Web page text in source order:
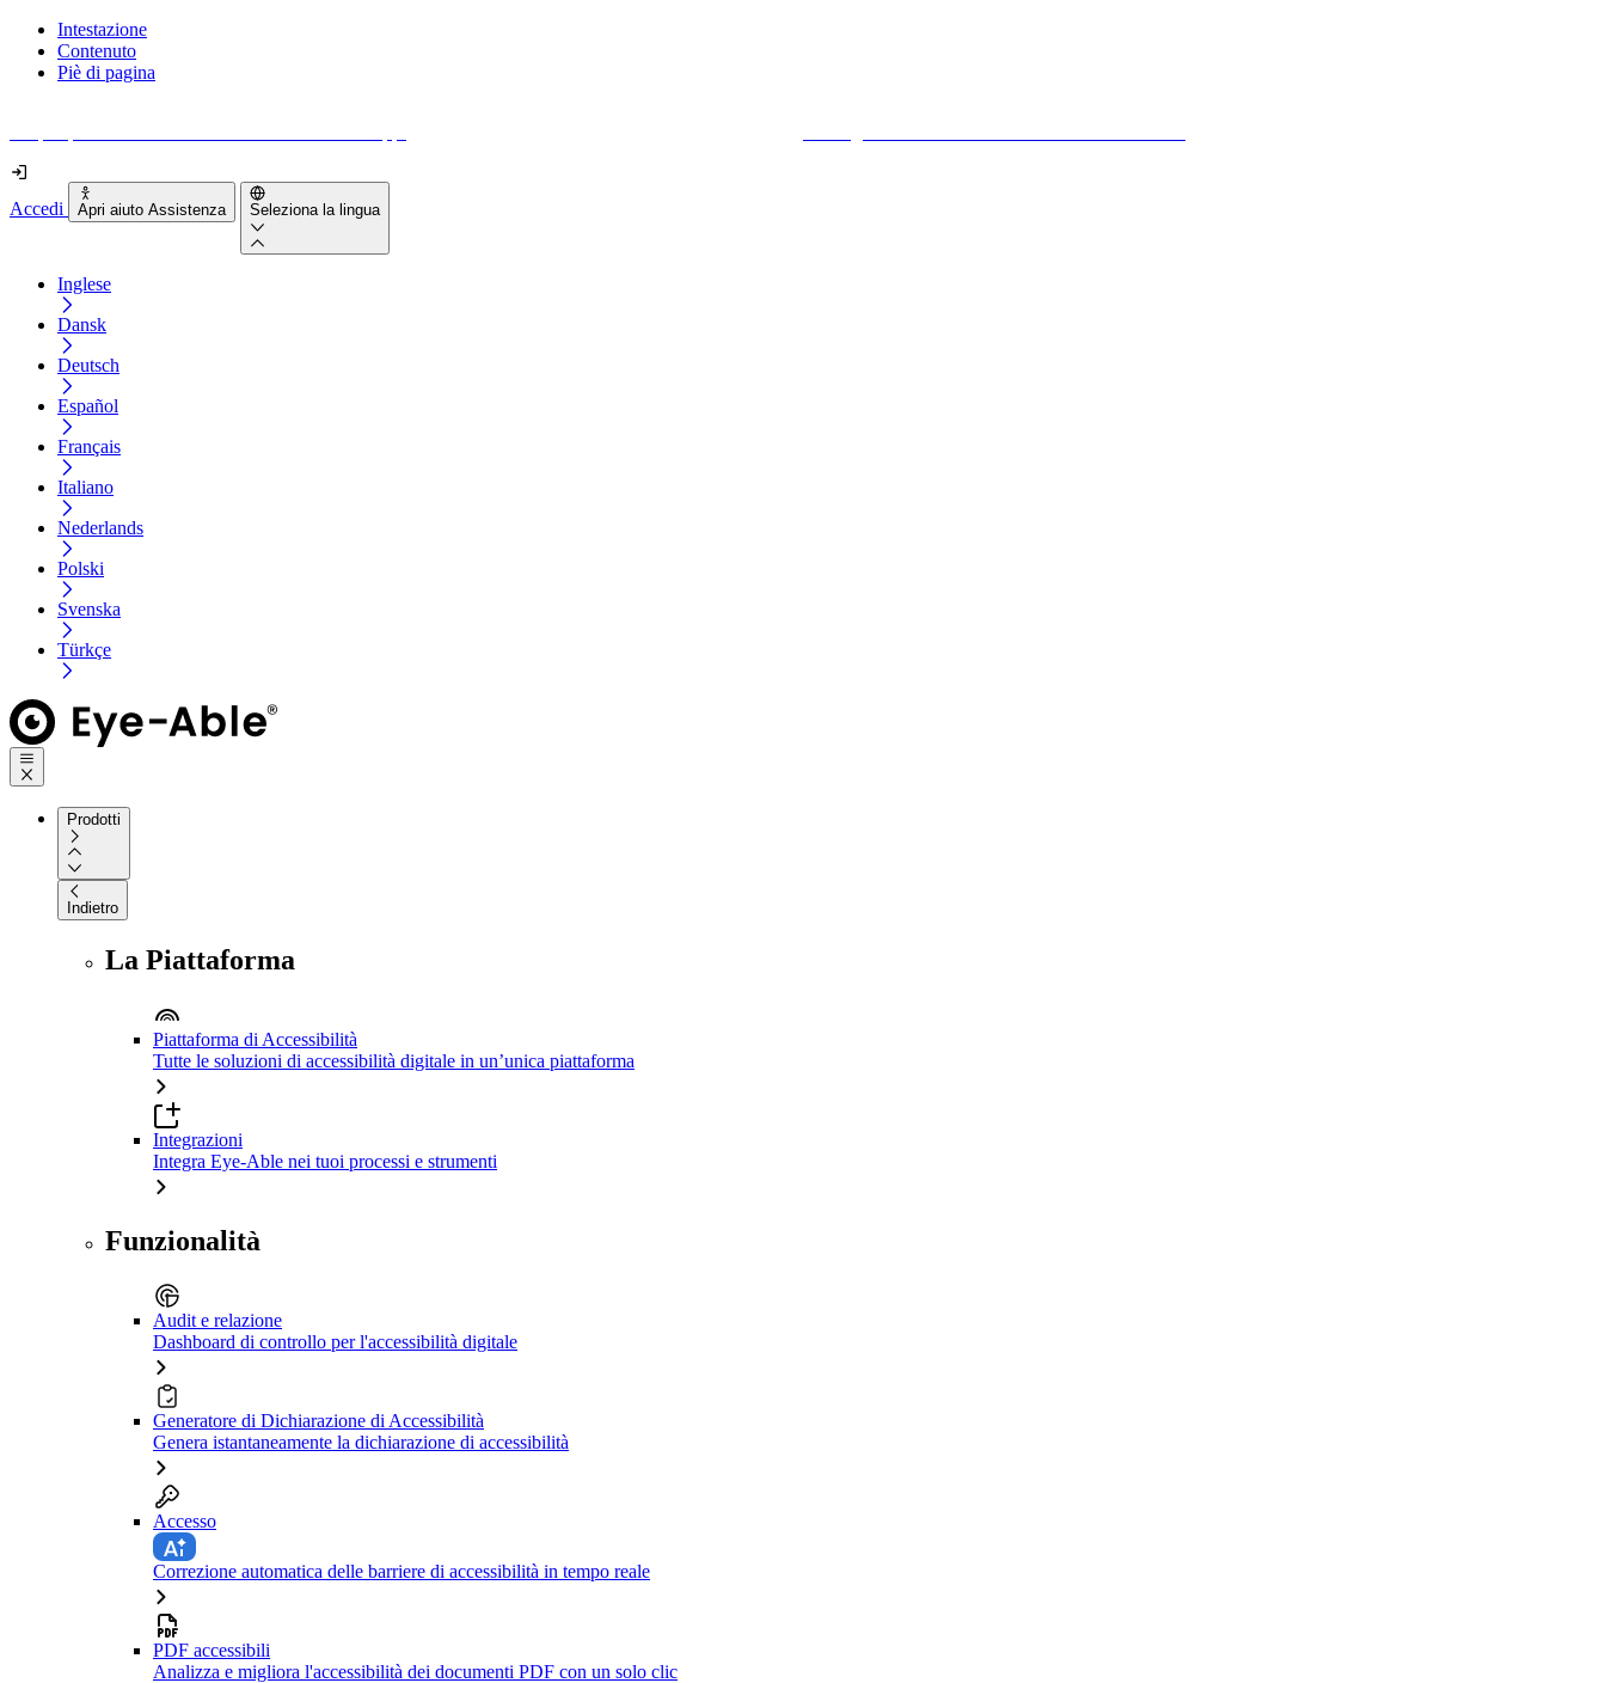
Intestazione
Contenuto
Piè di pagina
Accedi Apri aiuto Assistenza Seleziona la lingua
Inglese
Dansk
Deutsch
Español
Français
Italiano
Nederlands
Polski
Svenska
Türkçe
Prodotti
Indietro
La Piattaforma
Piattaforma di Accessibilità
Tutte le soluzioni di accessibilità digitale in un’unica piattaforma
Integrazioni
Integra Eye-Able nei tuoi processi e strumenti
Funzionalità
Audit e relazione
Dashboard di controllo per l'accessibilità digitale
Generatore di Dichiarazione di Accessibilità
Genera istantaneamente la dichiarazione di accessibilità
Accesso
Correzione automatica delle barriere di accessibilità in tempo reale
PDF accessibili
Analizza e migliora l'accessibilità dei documenti PDF con un solo clic